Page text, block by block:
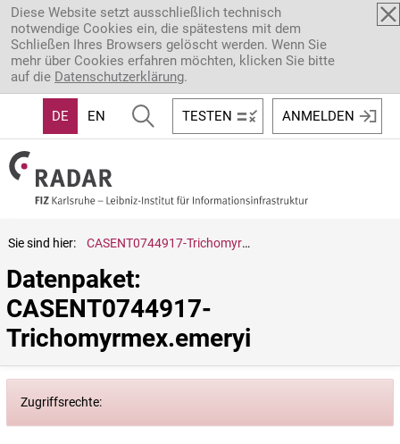
Direkt zum Inhalt
Diese Website setzt ausschließlich technisch
notwendige Cookies ein, die spätestens mit dem
Schließen Ihres Browsers gelöscht werden. Wenn Sie
mehr über Cookies erfahren möchten, klicken Sie bitte
auf die Datenschutzerklärung.
DE EN TESTEN ANMELDEN
Sie sind hier: CASENT0744917-Trichomyrmex.emeryi
Datenpaket:
CASENT0744917-
Trichomyrmex.emeryi
Zugriffsrechte: